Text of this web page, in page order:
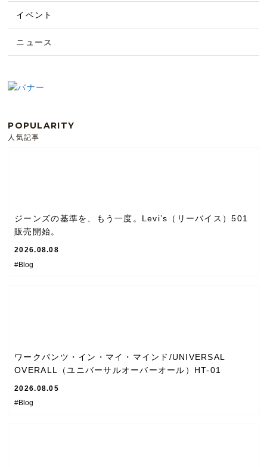
イベント
ニュース
POPULARITY
人気記事
ジーンズの基準を、もう一度。Levi’s（リーバイス）501
販売開始。
2026.08.08
#Blog
ワークパンツ・イン・マイ・マインド/UNIVERSAL
OVERALL（ユニバーサルオーバーオール）HT-01
2026.08.05
#Blog